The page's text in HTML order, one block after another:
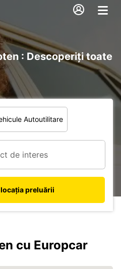
: Descoperiți toate
Autoutilitare
preluării
cu Europcar